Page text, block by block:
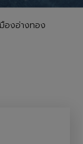
องอ่างทอง